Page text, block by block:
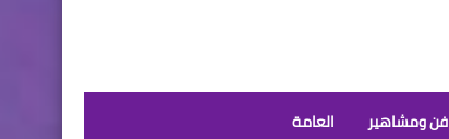
فن ومشاهير العامة